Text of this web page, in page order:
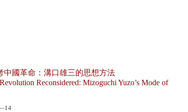
中國革命：溝口雄三的思想方法
Reconsidered: Mizoguchi Yuzo’s Mode of